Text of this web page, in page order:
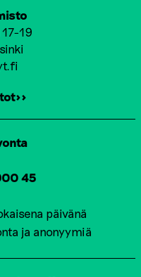
19
45
päivänä
ja anonyymiä